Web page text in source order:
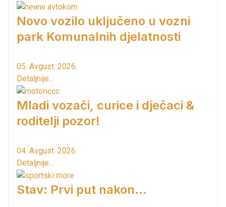
Novo vozilo uključeno u vozni
park Komunalnih djelatnosti
05. Avgust. 2026.
Detaljnije...
Mladi vozači, curice i dječaci &
roditelji pozor!
04. Avgust. 2026.
Detaljnije...
Stav: Prvi put nakon…